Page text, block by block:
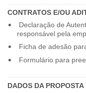
CONTRATOS E/OU
Declaração de
responsável pela
Ficha de adesão
Formulário para
DADOS DA PROPOSTA